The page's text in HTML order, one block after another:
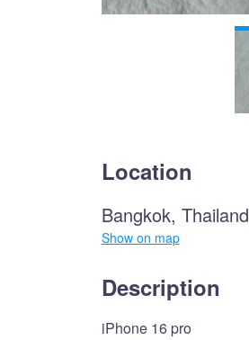
Location
Bangkok, Thailand
Show on map
Description
iPhone 16 pro